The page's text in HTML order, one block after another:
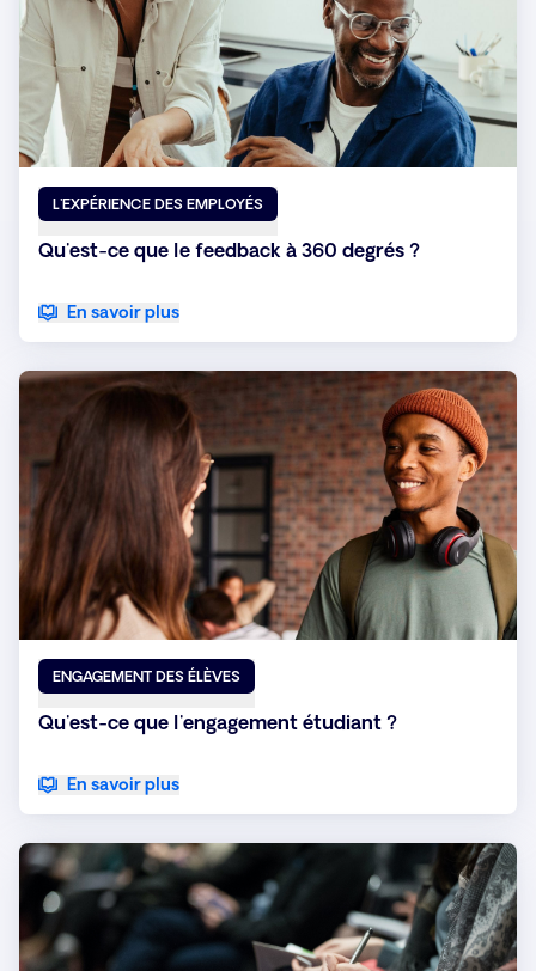
L'EXPÉRIENCE DES EMPLOYÉS
Qu'est-ce que le feedback à 360 degrés ?
En savoir plus
ENGAGEMENT DES ÉLÈVES
Qu'est-ce que l'engagement étudiant ?
En savoir plus